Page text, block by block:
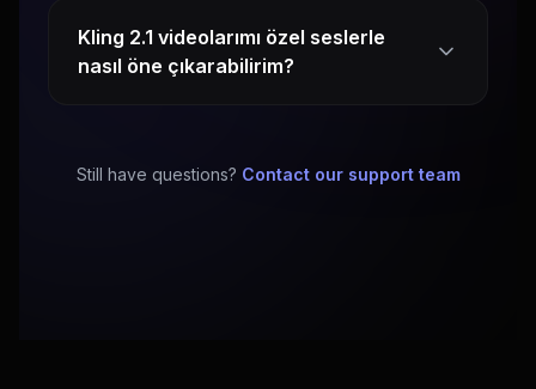
Kling 2.1 videolarımı özel seslerle
nasıl öne çıkarabilirim?
Still have questions? Contact our support team